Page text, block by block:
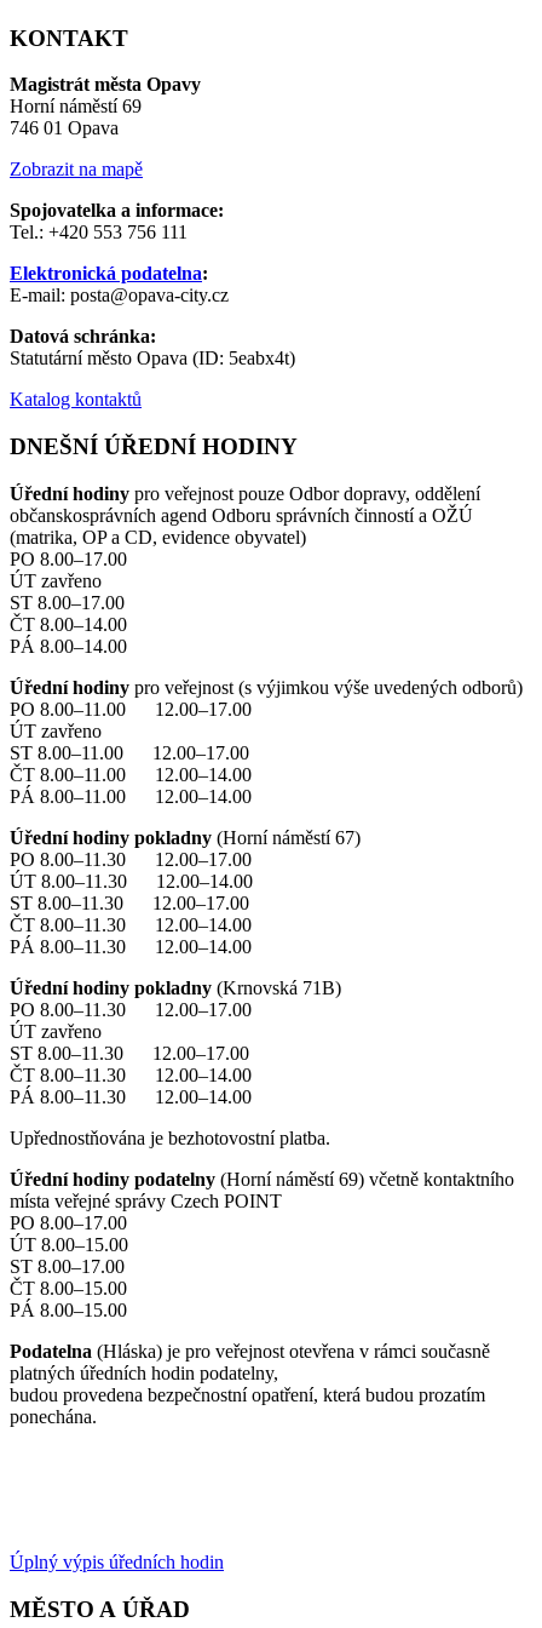
KONTAKT
Magistrát města Opavy
Horní náměstí 69
746 01 Opava
Zobrazit na mapě
Spojovatelka a informace:
Tel.: +420 553 756 111
Elektronická podatelna:
E-mail: posta@opava-city.cz
Datová schránka:
Statutární město Opava (ID: 5eabx4t)
Katalog kontaktů
DNEŠNÍ ÚŘEDNÍ HODINY
Úřední hodiny pro veřejnost pouze Odbor dopravy, oddělení
občanskosprávních agend Odboru správních činností a OŽÚ
(matrika, OP a CD, evidence obyvatel)
PO 8.00–17.00
ÚT zavřeno
ST 8.00–17.00
ČT 8.00–14.00
PÁ 8.00–14.00
Úřední hodiny pro veřejnost (s výjimkou výše uvedených odborů)
PO 8.00–11.00 12.00–17.00
ÚT zavřeno
ST 8.00–11.00 12.00–17.00
ČT 8.00–11.00 12.00–14.00
PÁ 8.00–11.00 12.00–14.00
Úřední hodiny pokladny (Horní náměstí 67)
PO 8.00–11.30 12.00–17.00
ÚT 8.00–11.30 12.00–14.00
ST 8.00–11.30 12.00–17.00
ČT 8.00–11.30 12.00–14.00
PÁ 8.00–11.30 12.00–14.00
Úřední hodiny pokladny (Krnovská 71B)
PO 8.00–11.30 12.00–17.00
ÚT zavřeno
ST 8.00–11.30 12.00–17.00
ČT 8.00–11.30 12.00–14.00
PÁ 8.00–11.30 12.00–14.00
Upřednostňována je bezhotovostní platba.
Úřední hodiny podatelny (Horní náměstí 69) včetně kontaktního
místa veřejné správy Czech POINT
PO 8.00–17.00
ÚT 8.00–15.00
ST 8.00–17.00
ČT 8.00–15.00
PÁ 8.00–15.00
Podatelna (Hláska) je pro veřejnost otevřena v rámci současně
platných úředních hodin podatelny,
budou provedena bezpečnostní opatření, která budou prozatím
ponechána.
Úplný výpis úředních hodin
MĚSTO A ÚŘAD